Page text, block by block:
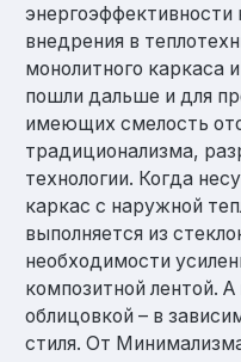
энергоэффективности
внедрения в
монолитного каркаса
пошли дальше и для
имеющих смелость
традиционализма,
технологии. Когда
каркас с наружной
выполняется из
необходимости
композитной лентой.
облицовкой – в
стиля. От